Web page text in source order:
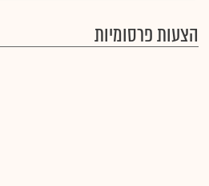
הצעות פרסומיות